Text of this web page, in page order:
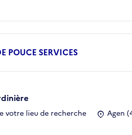
POUCE SERVICES
votre lieu de recherche Agen